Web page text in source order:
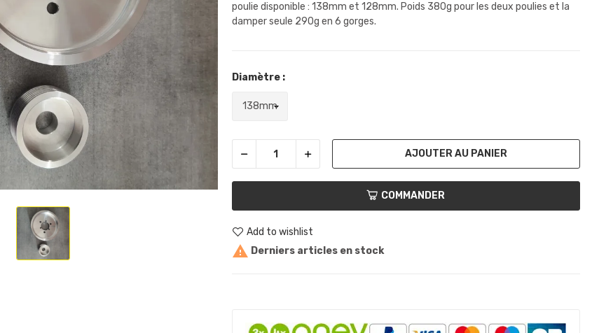
poulie disponible : 138mm et 128mm. Poids 380g pour les deux poulies et la
damper seule 290g en 6 gorges.
Diamètre :
AJOUTER AU PANIER
COMMANDER
Add to wishlist
 Derniers articles en stock